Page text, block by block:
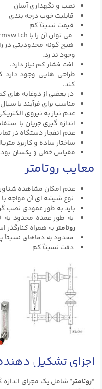
نصب و نگهداری آسان
قابلیت خوب درجه بندی
قیمت نسبتاً کم
می توان آن را با alarmswitch مجهز نمود.
هیچ گونه محدودیتی در
وجود ندارد.
افت فشار کم نیاز دارد.
طراحی هایی وجود دارد
کند.
در بعضی از دوغابه های
مناسب برای فرآیند با
عدم نیاز به نیروی
اندازه گیری جریان با
عدم انفجار دستگاه در
ساختار ساده و کاربرد
مقیاس خطی و یکسان
معایب روتامتر
عدم امکان مشاهده
نوع شیشه ای آن مواجه
باید به طور عمودی نصب
به طور عمده محدود به
روتامتربه همراه کنارگذر
محدود به دماهای نسبتاً
دقت نسبتاً کم
اجزای تشکیل دهنده
“روتامتر” شامل یک مجرای